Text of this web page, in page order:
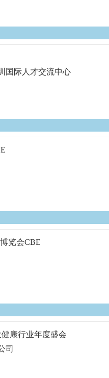
国际人才交流中心
览会CBE
康行业年度盛会
司